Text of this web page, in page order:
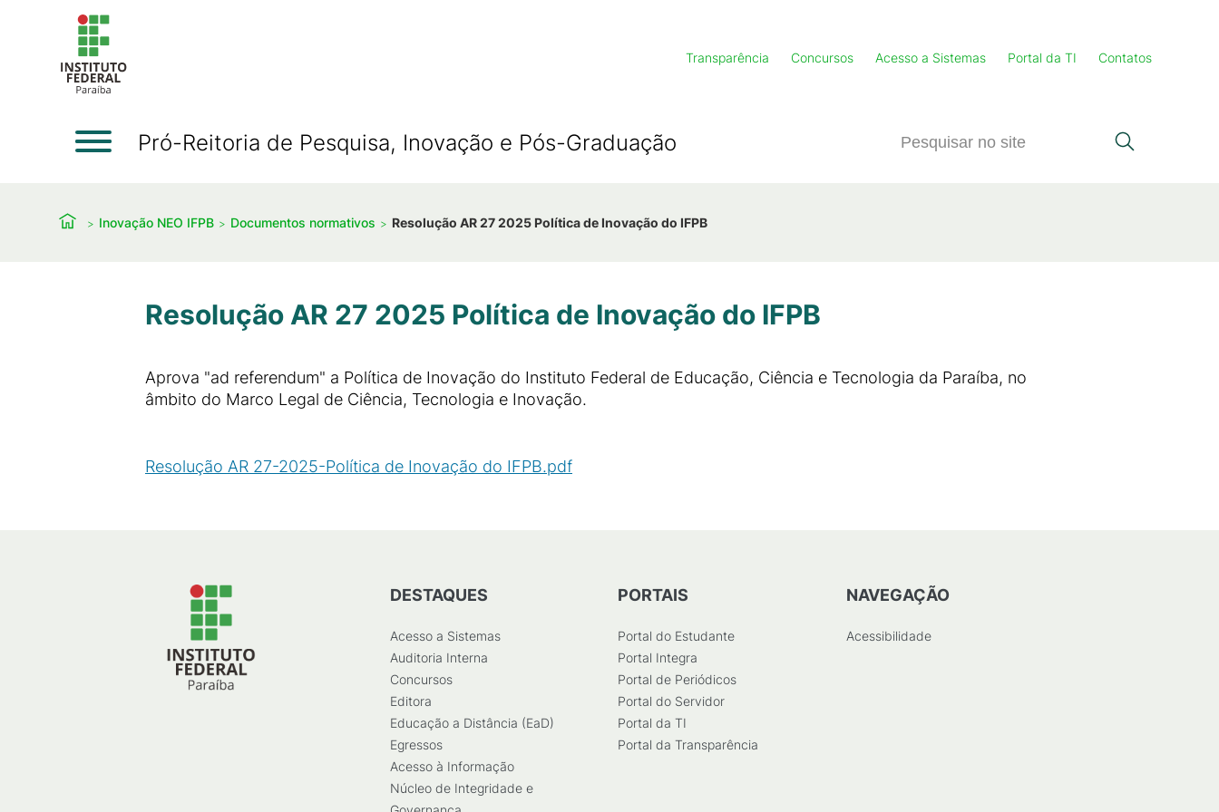
Transparência Concursos Acesso a Sistemas Portal da TI Contatos
Pró-Reitoria de Pesquisa, Inovação e Pós-Graduação
Inovação NEO IFPB Documentos normativos Resolução AR 27 2025 Política de Inovação do IFPB
Resolução AR 27 2025 Política de Inovação do IFPB
Aprova "ad referendum" a Política de Inovação do Instituto Federal de Educação, Ciência e Tecnologia da Paraíba, no
âmbito do Marco Legal de Ciência, Tecnologia e Inovação.
Resolução AR 27-2025-Política de Inovação do IFPB.pdf
DESTAQUES
Acesso a Sistemas
Auditoria Interna
Concursos
Editora
Educação a Distância (EaD)
Egressos
Acesso à Informação
Núcleo de Integridade e
PORTAIS
Portal do Estudante
Portal Integra
Portal de Periódicos
Portal do Servidor
Portal da TI
Portal da Transparência
NAVEGAÇÃO
Acessibilidade